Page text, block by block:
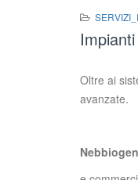
Oltre ai
avanzate.